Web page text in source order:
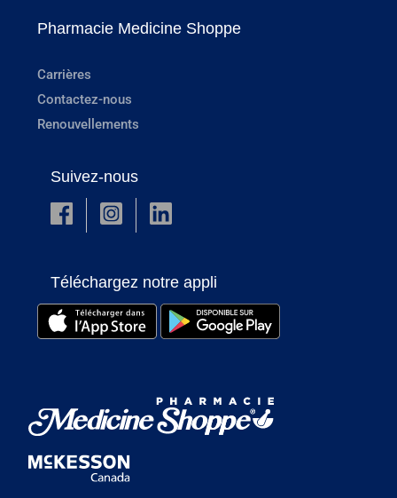
Pharmacie Medicine Shoppe
Carrières
Contactez-nous
Renouvellements
Suivez-nous
Téléchargez notre appli